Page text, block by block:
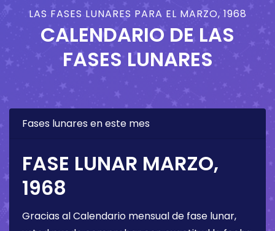
LAS FASES LUNARES PARA EL MARZO, 1968
CALENDARIO DE LAS
FASES LUNARES
Fases lunares en este mes
FASE LUNAR MARZO,
1968
Gracias al Calendario mensual de fase lunar,